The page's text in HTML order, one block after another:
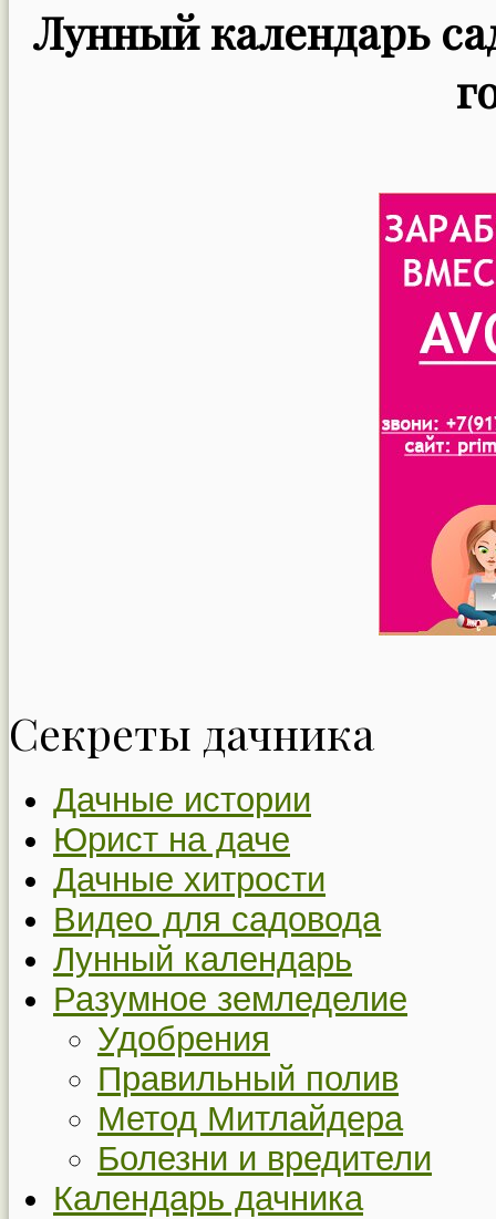
Лунный календарь
Секреты дачника
Дачные истории
Юрист на даче
Дачные хитрости
Видео для садовода
Лунный календарь
Разумное земледелие
Удобрения
Правильный полив
Метод Митлайдера
Болезни и вредители
Календарь дачника